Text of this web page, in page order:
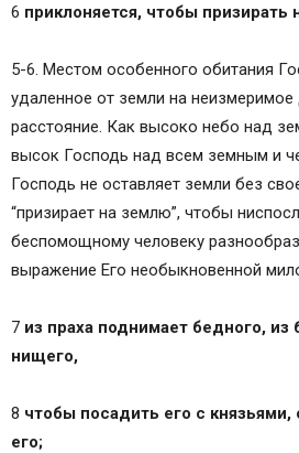
6 приклоняется, чтобы призирать
5-6. Местом особенного обитания
удаленное от земли на неизмеримое
расстояние. Как высоко небо над
высок Господь над всем земным и
Господь не оставляет земли без
“призирает на землю”, чтобы
беспомощному человеку
выражение Его необыкновенной
7 из праха поднимает бедного,
нищего,
8 чтобы посадить его с князьями,
его;